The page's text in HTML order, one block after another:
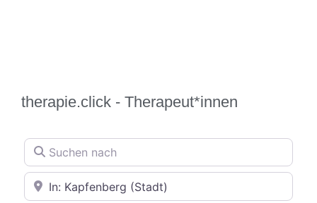
therapie.click - Therapeut*innen
Suchen nach
In der Nähe